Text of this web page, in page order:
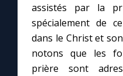
assistés par la
spécialement de
dans le Christ et
notons que les
prière sont